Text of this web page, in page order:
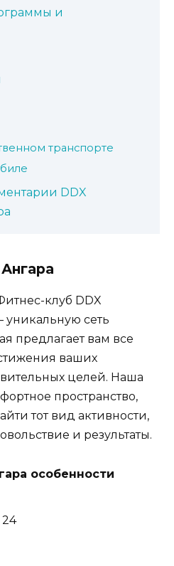
и
транспорте
DDX
клуб DDX
уникальную сеть
предлагает вам все
ваших
целей. Наша
пространство,
тот вид активности,
и результаты.
особенности